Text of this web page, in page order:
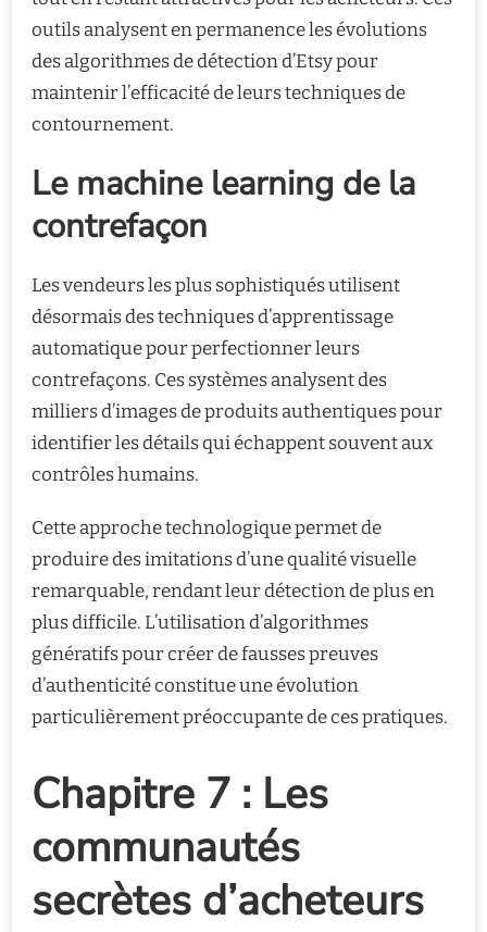
outils analysent en permanence les évolutions
des algorithmes de détection d’Etsy pour
maintenir l’efficacité de leurs techniques de
contournement.
Le machine learning de la
contrefaçon
Les vendeurs les plus sophistiqués utilisent
désormais des techniques d’apprentissage
automatique pour perfectionner leurs
contrefaçons. Ces systèmes analysent des
milliers d’images de produits authentiques pour
identifier les détails qui échappent souvent aux
contrôles humains.
Cette approche technologique permet de
produire des imitations d’une qualité visuelle
remarquable, rendant leur détection de plus en
plus difficile. L’utilisation d’algorithmes
génératifs pour créer de fausses preuves
d’authenticité constitue une évolution
particulièrement préoccupante de ces pratiques.
Chapitre 7 : Les
communautés
secrètes d’acheteurs